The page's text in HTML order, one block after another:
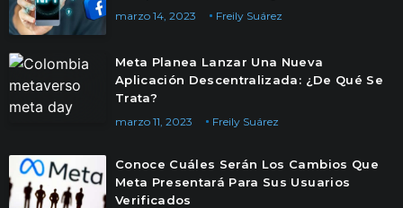
Freily Suárez
marzo 14, 2023
Meta Planea Lanzar Una Nueva
Aplicación Descentralizada: ¿De Qué Se
Trata?
Freily Suárez
marzo 11, 2023
Conoce Cuáles Serán Los Cambios Que
Meta Presentará Para Sus Usuarios
Verificados